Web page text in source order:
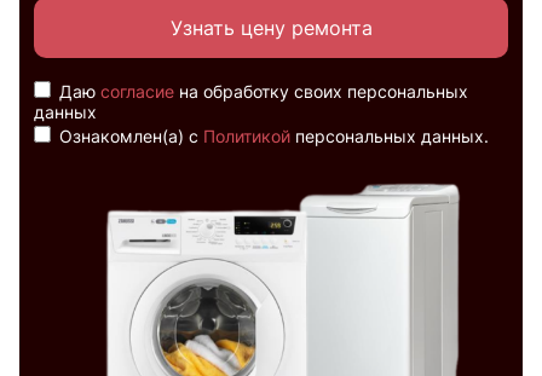
Узнать цену ремонта
Даю согласие на обработку своих персональных
данных
Ознакомлен(а) с Политикой персональных данных.